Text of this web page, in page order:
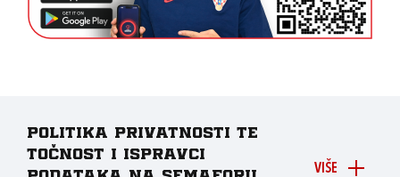
VIŠE
Politika privatnosti te
točnost i ispravci